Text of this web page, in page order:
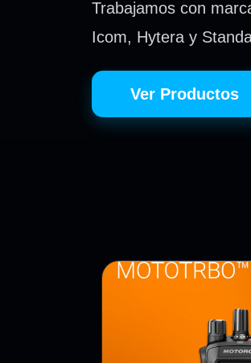
Trabajamos con
Icom, Hytera y
Ver Productos